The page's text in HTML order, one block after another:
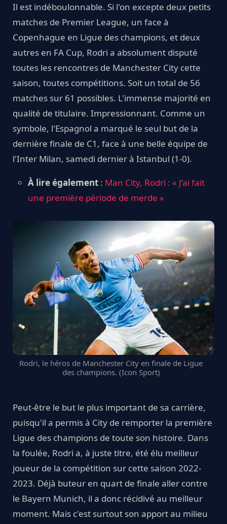
Il est indéboulonnable. Si l'on excepte deux petits
matches de Premier League, un face à
Copenhague en Ligue des champions, et deux
autres en FA Cup, Rodri a absolument disputé
toutes les rencontres de Manchester City cette
saison, toutes compétitions. Soit un total de 56
matches sur 61 possibles. L'immense majorité en
qualité de titulaire. Impressionnant. Comme un
symbole, l'Espagnol a marqué le seul but de la
dernière finale de C1, face à une belle équipe de
l'Inter Milan, samedi dernier à Istanbul (1-0).
À lire également : Man City, Rodri : « J’ai fait
une première période de merde »
Rodri, le héros de Manchester City en finale de Ligue
des champions. (Icon Sport)
Peut-être le but le plus important de sa carrière,
puisqu'il a permis à City de remporter la première
Ligue des champions de toute son histoire. Dans
la foulée, Rodri a, à juste titre, été élu meilleur
joueur de la compétition sur cette saison 2022-
2023. Déjà buteur en quart de finale aller contre
le Bayern Munich, il a donc récidivé au meilleur
moment. Mais c'est surtout son apport au milieu